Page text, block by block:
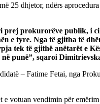
dhjetor, ndërs
prokurorëve publik, i
tyre. Nga të gjitha të
tek të gjithë anëtarët e
punë”, sqaroi
– Fatime Fetai, nga
votuan vendimin për